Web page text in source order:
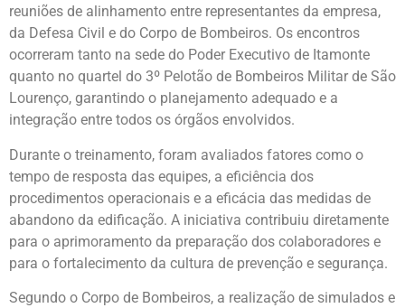
reuniões de alinhamento entre representantes da empresa,
da Defesa Civil e do Corpo de Bombeiros. Os encontros
ocorreram tanto na sede do Poder Executivo de Itamonte
quanto no quartel do 3º Pelotão de Bombeiros Militar de São
Lourenço, garantindo o planejamento adequado e a
integração entre todos os órgãos envolvidos.
Durante o treinamento, foram avaliados fatores como o
tempo de resposta das equipes, a eficiência dos
procedimentos operacionais e a eficácia das medidas de
abandono da edificação. A iniciativa contribuiu diretamente
para o aprimoramento da preparação dos colaboradores e
para o fortalecimento da cultura de prevenção e segurança.
Segundo o Corpo de Bombeiros, a realização de simulados e